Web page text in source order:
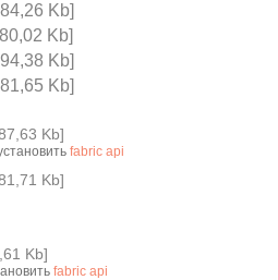
Kb]
Kb]
Kb]
Kb]
Kb]
fabric api
Kb]
Kb]
fabric api